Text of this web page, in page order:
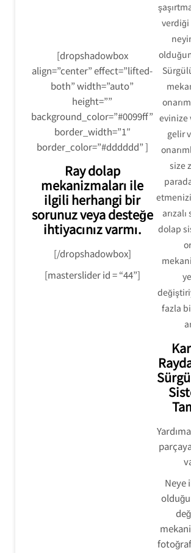
[dropshadowbox
align=”center” effect=”lifted-
both” width=”auto”
height=””
background_color=”#0099ff”
border_width=”1″
border_color=”#dddddd” ]
Ray dolap
mekanizmaları ile
ilgili herhangi bir
sorunuz veya desteğe
ihtiyacınız varmı.
[/dropshadowbox]
[masterslider id = “44”]
evinize
gelir
size
etmenizi
dolap
fazla
Neye